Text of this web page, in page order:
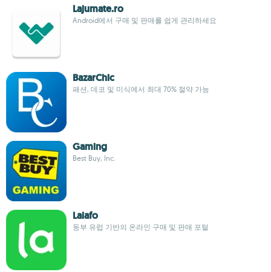
Lajumate.ro
Android에서 구매 및 판매를 쉽게 관리하세요
BazarChic
패션, 데코 및 미식에서 최대 70% 절약 가능
Gaming
Best Buy, Inc.
Lalafo
동부 유럽 기반의 온라인 구매 및 판매 포털